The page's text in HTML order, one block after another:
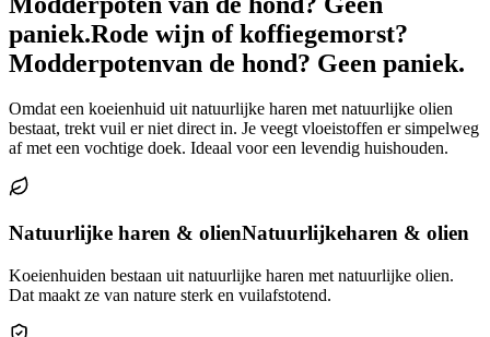
paniek.Rode wijn of koffiegemorst?
Modderpotenvan de hond? Geen paniek.
Omdat een koeienhuid uit natuurlijke haren met natuurlijke olien
bestaat, trekt vuil er niet direct in. Je veegt vloeistoffen er simpelweg
af met een vochtige doek. Ideaal voor een levendig huishouden.
Natuurlijke haren & olienNatuurlijkeharen & olien
Koeienhuiden bestaan uit natuurlijke haren met natuurlijke olien.
Dat maakt ze van nature sterk en vuilafstotend.